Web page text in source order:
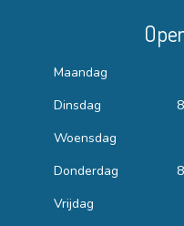
Maandag
Dinsdag
Woensdag
Donderdag
Vrijdag